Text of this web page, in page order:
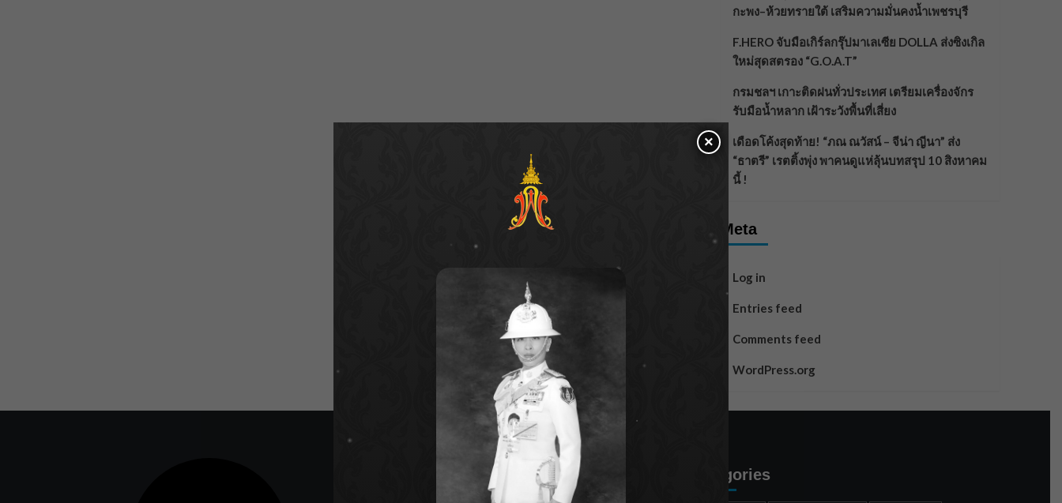
กะพง–ห้วยทรายใต้ เสริมความมั่นคงน้ำเพชรบุรี
F.HERO จับมือเกิร์ลกรุ๊ปมาเลเซีย DOLLA ส่งซิงเกิล
ใหม่สุดสตรอง “G.O.A.T”
กรมชลฯ เกาะติดฝนทั่วประเทศ เตรียมเครื่องจักร
รับมือน้ำหลาก เฝ้าระวังพื้นที่เสี่ยง
เดือดโค้งสุดท้าย! “ภณ ณวัสน์ – จีน่า ญีนา” ส่ง
“ธาตรี” เรตติ้งพุ่ง พาคนดูแห่ลุ้นบทสรุป 10 สิงหาคม
นี้ !
Meta
Log in
Entries feed
Comments feed
WordPress.org
Categories
×